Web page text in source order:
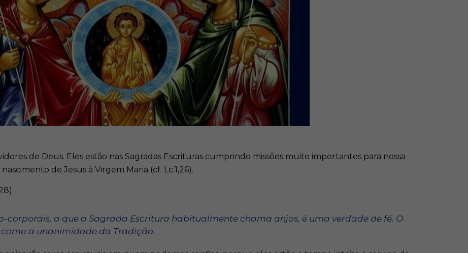
de Deus. Eles estão nas Sagradas Escrituras cumprindo missões muito importantes para nossa
de Jesus à Virgem Maria (cf. Lc.1,26).
corporais, a que a Sagrada Escritura habitualmente chama anjos, é uma verdade de fé. O
a unanimidade da Tradição.